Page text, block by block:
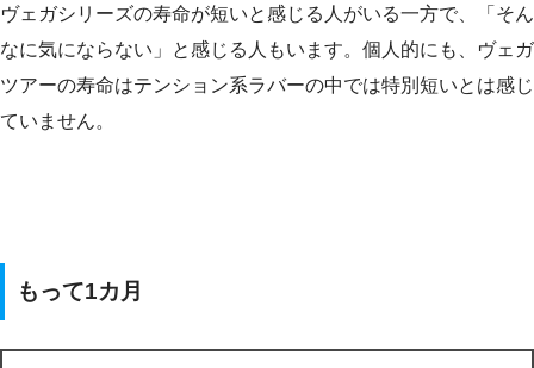
ヴェガシリーズの寿命が短いと感じる人がいる一方で、「そん
なに気にならない」と感じる人もいます。個人的にも、ヴェガ
ツアーの寿命はテンション系ラバーの中では特別短いとは感じ
ていません。
もって1カ月